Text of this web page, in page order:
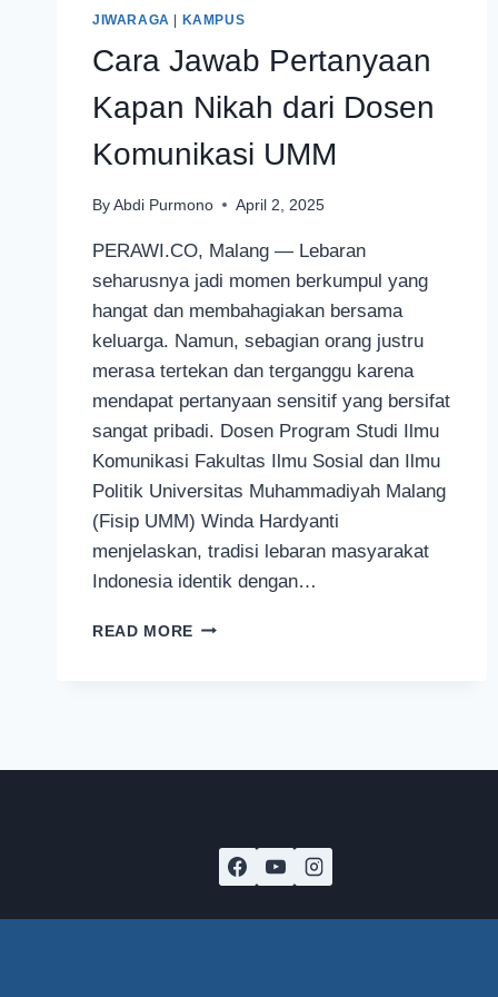
JIWARAGA KAMPUS
Cara Jawab Pertanyaan
Kapan Nikah dari Dosen
Komunikasi UMM
By Abdi Purmono April 2, 2025
PERAWI.CO, Malang — Lebaran
seharusnya jadi momen berkumpul yang
hangat dan membahagiakan bersama
keluarga. Namun, sebagian orang justru
merasa tertekan dan terganggu karena
mendapat pertanyaan sensitif yang bersifat
sangat pribadi. Dosen Program Studi Ilmu
Komunikasi Fakultas Ilmu Sosial dan Ilmu
Politik Universitas Muhammadiyah Malang
(Fisip UMM) Winda Hardyanti
menjelaskan, tradisi lebaran masyarakat
Indonesia identik dengan…
READ MORE CARA